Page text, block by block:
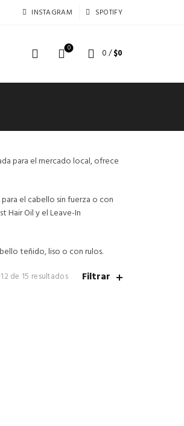
INSTAGRAM SPOTIFY
0 0/$0
para el mercado local, ofrece
el cabello sin fuerza o con
Hair Oil y el Leave-In
teñido, liso o con rulos.
de 15 resultadosOrdenado
Filtrar